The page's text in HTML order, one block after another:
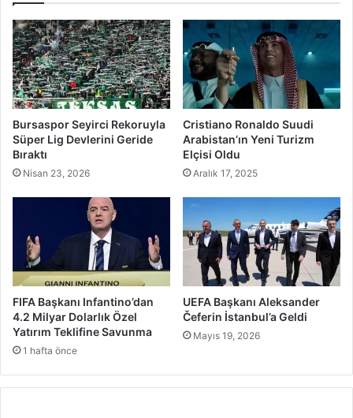
Bursaspor Seyirci Rekoruyla
Süper Lig Devlerini Geride
Bıraktı
Nisan 23, 2026
Cristiano Ronaldo Suudi
Arabistan’ın Yeni Turizm
Elçisi Oldu
Aralık 17, 2025
FIFA Başkanı Infantino’dan
4.2 Milyar Dolarlık Özel
Yatırım Teklifine Savunma
1 hafta önce
UEFA Başkanı Aleksander
Čeferin İstanbul’a Geldi
Mayıs 19, 2026